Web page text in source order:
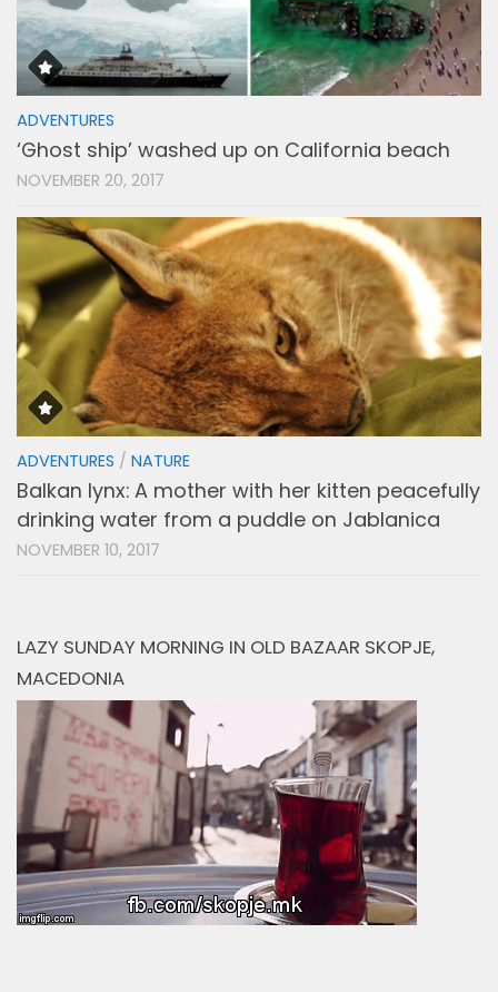
ADVENTURES
‘Ghost ship’ washed up on California beach
NOVEMBER 20, 2017
ADVENTURES / NATURE
Balkan lynx: A mother with her kitten peacefully
drinking water from a puddle on Jablanica
NOVEMBER 10, 2017
LAZY SUNDAY MORNING IN OLD BAZAAR SKOPJE,
MACEDONIA